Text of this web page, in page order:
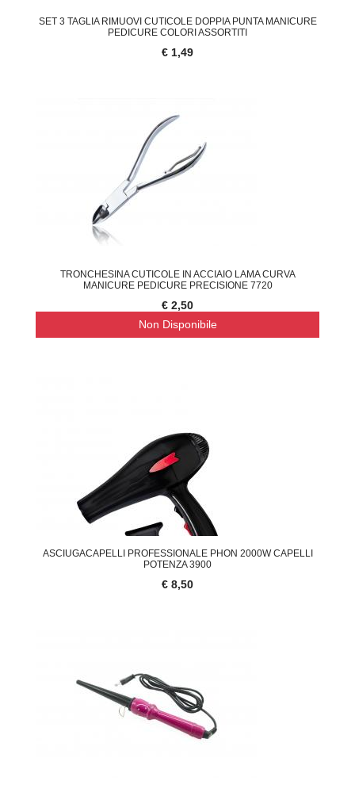
SET 3 TAGLIA RIMUOVI CUTICOLE DOPPIA PUNTA MANICURE
PEDICURE COLORI ASSORTITI
€ 1,49
TRONCHESINA CUTICOLE IN ACCIAIO LAMA CURVA
MANICURE PEDICURE PRECISIONE 7720
€ 2,50
Non Disponibile
ASCIUGACAPELLI PROFESSIONALE PHON 2000W CAPELLI
POTENZA 3900
€ 8,50